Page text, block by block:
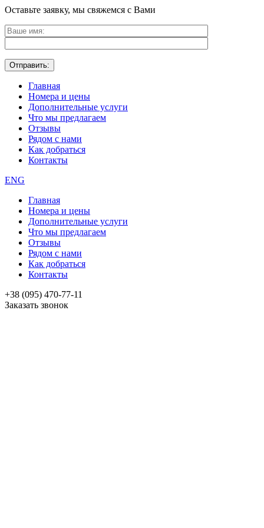
Оставьте заявку, мы свяжемся с Вами
Главная
Номера и цены
Дополнительные услуги
Что мы предлагаем
Отзывы
Рядом с нами
Как добраться
Контакты
ENG
Главная
Номера и цены
Дополнительные услуги
Что мы предлагаем
Отзывы
Рядом с нами
Как добраться
Контакты
+38 (095) 470-77-11
Заказать звонок